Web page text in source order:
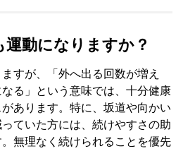
動になりますか？
すが、「外へ出る回数が増え
る」という意味では、十分健康
あります。特に、坂道や向かい
ていた方には、続けやすさの助
無理なく続けられることを優先